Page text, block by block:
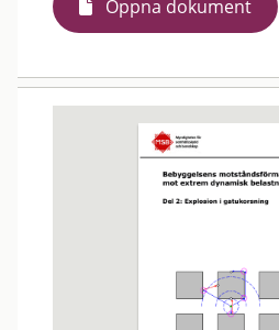
Öppna dokument